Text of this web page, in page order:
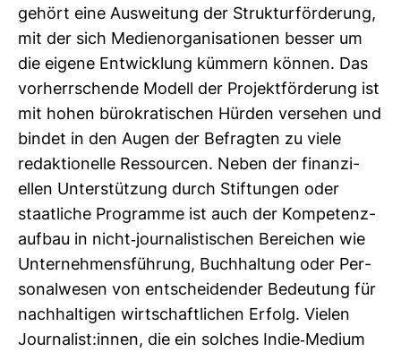
gehört eine Aus­wei­tung der Struk­tur­för­de­rung,
mit der sich Medi­en­or­ga­ni­sa­tionen besser um
die eigene Ent­wick­lung küm­mern können. Das
vor­herr­schende Modell der Pro­jekt­för­de­rung ist
mit hohen büro­kra­ti­schen Hürden ver­sehen und
bindet in den Augen der Befragten zu viele
redak­tio­nelle Res­sourcen. Neben der finan­zi­
ellen Unter­stüt­zung durch Stif­tungen oder
staat­liche Pro­gramme ist auch der Kom­pe­tenz­
aufbau in nicht-​jour­na­lis­ti­schen Berei­chen wie
Unter­neh­mens­füh­rung, Buch­hal­tung oder Per­
so­nal­wesen von ent­schei­dender Bedeu­tung für
nach­hal­tigen wirt­schaft­li­chen Erfolg. Vielen
Jour­na­list:innen, die ein sol­ches Indie-​Medium